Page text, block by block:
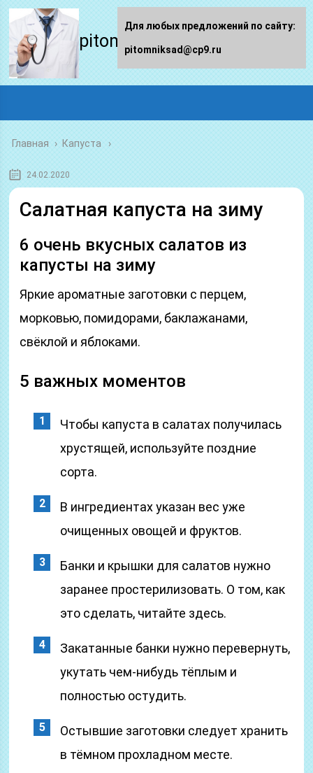
pitomniksad.ru
Главная › Капуста
24.02.2020
Салатная капуста на зиму
6 очень вкусных салатов из
капусты на зиму
Яркие ароматные заготовки с перцем,
морковью, помидорами, баклажанами,
свёклой и яблоками.
5 важных моментов
Чтобы капуста в салатах получилась
хрустящей, используйте поздние
сорта.
В ингредиентах указан вес уже
очищенных овощей и фруктов.
Банки и крышки для салатов нужно
заранее простерилизовать. О том, как
это сделать, читайте здесь.
Закатанные банки нужно перевернуть,
укутать чем-нибудь тёплым и
полностью остудить.
Остывшие заготовки следует хранить
в тёмном прохладном месте.
Для любых предложений по сайту:
pitomniksad@cp9.ru